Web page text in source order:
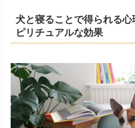
犬と寝ることで得られる心
ピリチュアルな効果